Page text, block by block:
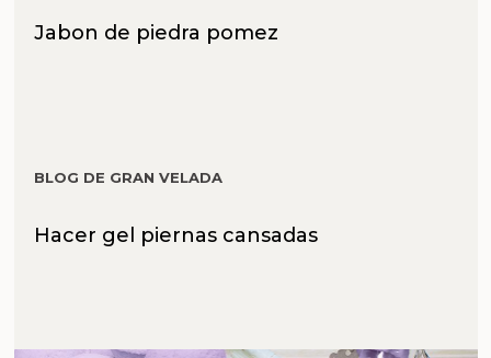
Jabon de piedra pomez
BLOG DE GRAN VELADA
Hacer gel piernas cansadas